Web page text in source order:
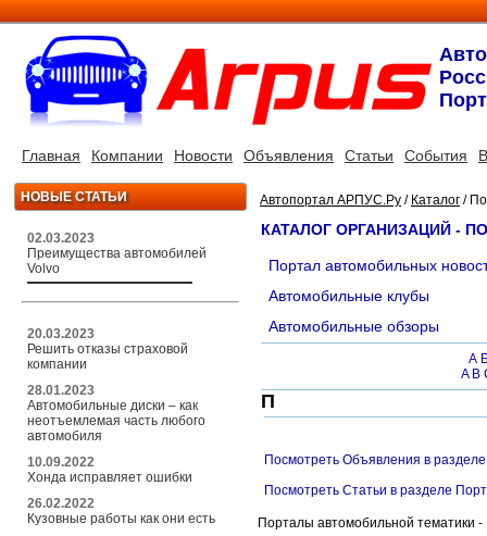
Главная Компании Новости Объявления Статьи События
НОВЫЕ СТАТЬИ
02.03.2023
Преимущества автомобилей
Volvo
20.03.2023
Решить отказы страховой
компании
28.01.2023
Автомобильные диски – как
неотъемлемая часть любого
автомобиля
10.09.2022
Хонда исправляет ошибки
26.02.2022
Кузовные работы как они есть
Автопортал АРПУС.Ру / Каталог /
КАТАЛОГ ОРГАНИЗАЦИЙ -
Портал автомобильных
Автомобильные клубы
Автомобильные обзоры
А
A B
П
Посмотреть Объявления в
Посмотреть Статьи в разделе
Порталы автомобильной тематики